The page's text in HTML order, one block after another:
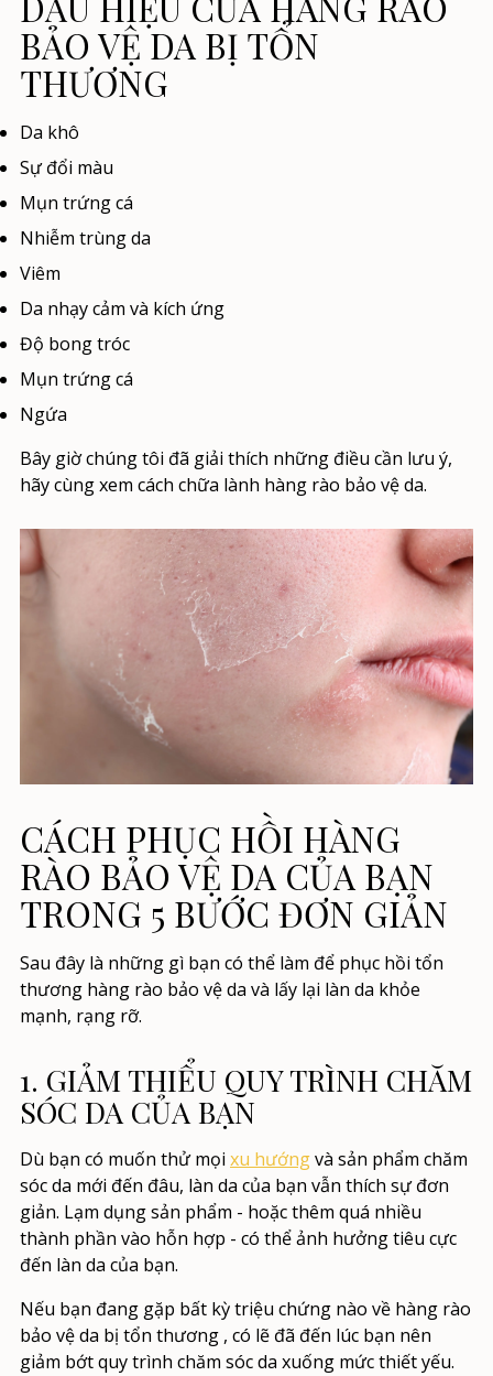
BẢO VỆ DA BỊ TỔN
THƯƠNG
Da khô
Sự đổi màu
Mụn trứng cá
Nhiễm trùng da
Viêm
Da nhạy cảm và kích ứng
Độ bong tróc
Mụn trứng cá
Ngứa
Bây giờ chúng tôi đã giải thích những điều cần lưu ý,
hãy cùng xem cách chữa lành hàng rào bảo vệ da.
CÁCH PHỤC HỒI HÀNG
RÀO BẢO VỆ DA CỦA BẠN
TRONG 5 BƯỚC ĐƠN GIẢN
Sau đây là những gì bạn có thể làm để phục hồi tổn
thương hàng rào bảo vệ da và lấy lại làn da khỏe
mạnh, rạng rỡ.
1. GIẢM THIỂU QUY TRÌNH CHĂM
SÓC DA CỦA BẠN
Dù bạn có muốn thử mọixu hướngvà sản phẩm chăm
sóc da mới đến đâu, làn da của bạn vẫn thích sự đơn
giản. Lạm dụng sản phẩm - hoặc thêm quá nhiều
thành phần vào hỗn hợp - có thể ảnh hưởng tiêu cực
đến làn da của bạn.
Nếu bạn đang gặp bất kỳtriệu chứng nào về hàng rào
bảo vệ da bị tổn thương , có lẽ đã đến lúc bạn nên
giảm bớt quy trình chăm sóc da xuống mức thiết yếu.